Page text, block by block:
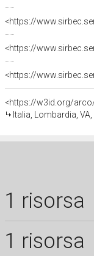
<https://w3id.org/
Italia, Lombardia,
1 risorsa
1 risorsa